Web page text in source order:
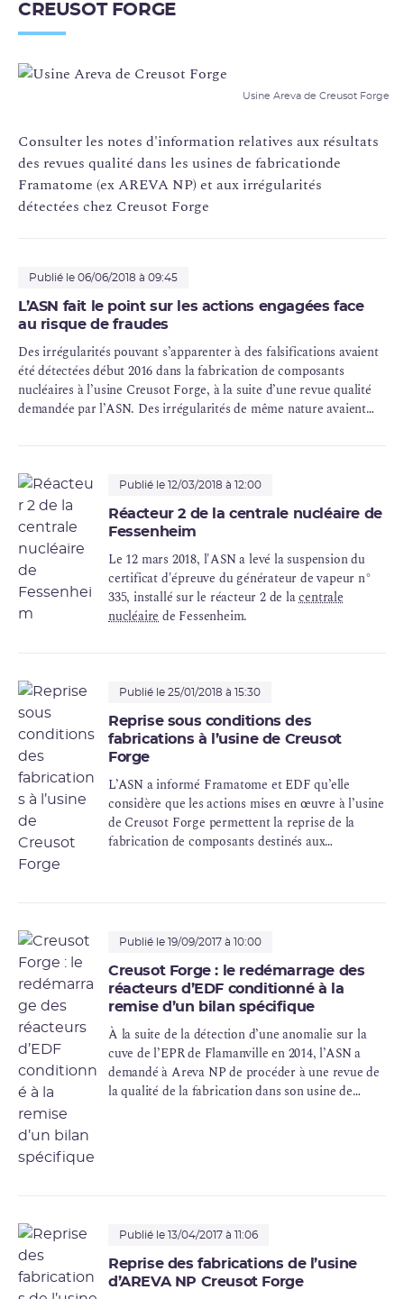
CREUSOT FORGE
Usine Areva de Creusot Forge
Consulter les notes d'information relatives aux résultats
des revues qualité dans les usines de fabricationde
Framatome (ex AREVA NP) et aux irrégularités
détectées chez Creusot Forge
Publié le 06/06/2018 à 09:45
L’ASN fait le point sur les actions engagées face
au risque de fraudes
Des irrégularités pouvant s’apparenter à des falsifications avaient
été détectées début 2016 dans la fabrication de composants
nucléaires à l’usine Creusot Forge, à la suite d’une revue qualité
demandée par l’ASN. Des irrégularités de même nature avaient
mêmes, ne concernent qu’une infime partie des
nucléaires , mais peuvent cependant présenter de forts enjeux en
matière de sûreté.
Publié le 12/03/2018 à 12:00
Réacteur 2 de la centrale nucléaire de
Fessenheim
Le 12 mars 2018, l'ASN a levé la suspension du
certificat d'épreuve du générateur de vapeur n°
335, installé sur le réacteur 2 de lacentrale
nucléairede Fessenheim.
Publié le 25/01/2018 à 15:30
Reprise sous conditions des
fabrications à l’usine de Creusot
Forge
L’ASN a informé Framatome et EDF qu’elle
considère que les actions mises en œuvre à l’usine
de Creusot Forge permettent la reprise de la
fabrication de composants destinés aux
Publié le 19/09/2017 à 10:00
Creusot Forge : le redémarrage des
réacteurs d’EDF conditionné à la
remise d’un bilan spécifique
À la suite de la détection d’une anomalie sur la
cuve de l’EPR de Flamanville en 2014, l’ASN a
demandé à Areva NP de procéder à une revue de
la qualité de la fabrication dans son usine de
Publié le 13/04/2017 à 11:06
Reprise des fabrications de l’usine
d’AREVA NP Creusot Forge